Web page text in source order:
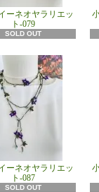
ーネオヤラリエッ
ト-079
SOLD OUT
ーネオヤラリエッ
ト-087
SOLD OUT